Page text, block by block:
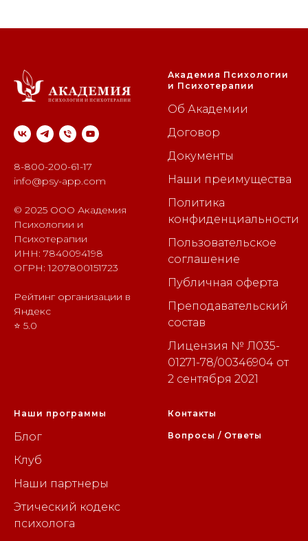
8-800-200-61-17
info@psy-app.com
© 2025 ООО Академия
Психологии и
Психотерапии
ИНН: 7840094198
ОГРН: 1207800151723
Рейтинг организации в
Яндекс
⭐ 5.0
Академия Психологии
и Психотерапии
Об Академии
Договор
Документы
Наши преимущества
Политика
конфиденциальности
Пользовательское
соглашение
Публичная оферта
Преподавательский
состав
Лицензия № Л035-
01271-78/00346904 от
2 сентября 2021
Наши программы
Блог
Клуб
Наши партнеры
Этический кодекс
психолога
Контакты
Вопросы / Ответы